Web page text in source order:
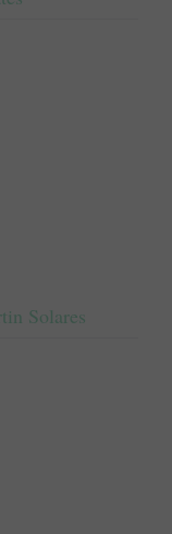
Solares